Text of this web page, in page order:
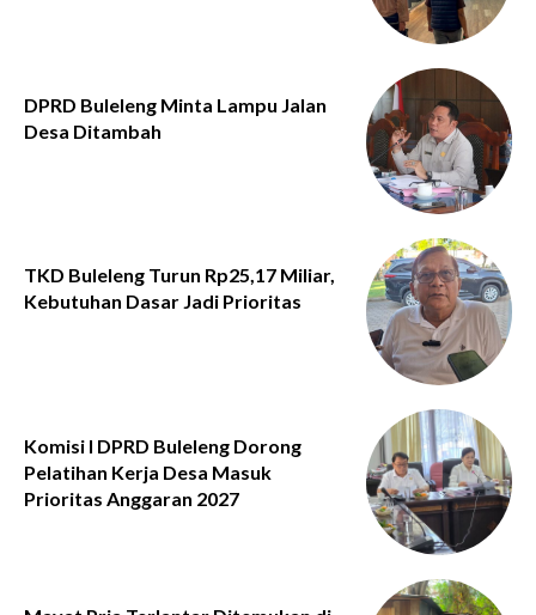
DPRD Buleleng Minta Lampu Jalan
Desa Ditambah
TKD Buleleng Turun Rp25,17 Miliar,
Kebutuhan Dasar Jadi Prioritas
Komisi I DPRD Buleleng Dorong
Pelatihan Kerja Desa Masuk
Prioritas Anggaran 2027